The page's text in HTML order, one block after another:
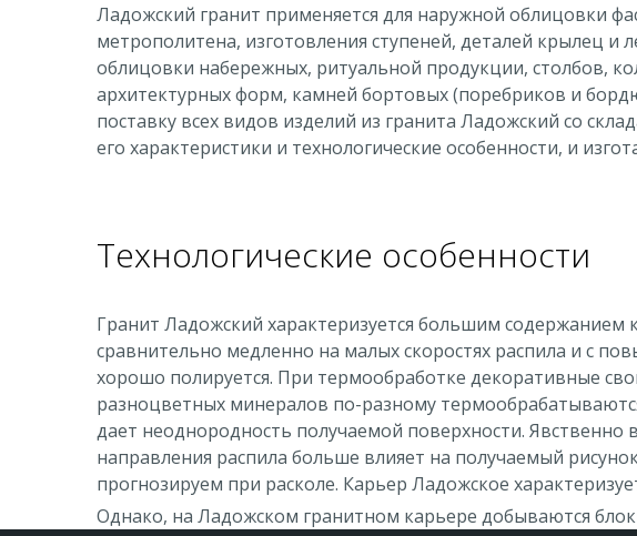
Ладожский гранит применяется для наружной облицовки
метрополитена, изготовления ступеней, деталей крылец
облицовки набережных, ритуальной продукции, столбов,
архитектурных форм, камней бортовых (поребриков и
поставку всех видов изделий из гранита Ладожский со
его характеристики и технологические особенности, и
Технологические особенности
Гранит Ладожский характеризуется большим
сравнительно медленно на малых скоростях распила и с
хорошо полируется. При термообработке декоративные
разноцветных минералов по-разному
дает неоднородность получаемой поверхности.
направления распила больше влияет на получаемый
прогнозируем при расколе. Карьер Ладожское
Однако, на Ладожском гранитном карьере добываются